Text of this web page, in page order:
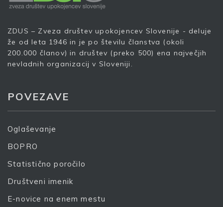
ZDUS – Zveza društev upokojencev Slovenije - deluje
že od leta 1946 in je po številu članstva (okoli
200.000 članov) in društev (preko 500) ena največjih
nevladnih organizacij v Sloveniji.
POVEZAVE
Oglaševanje
BOPRO
Statistično poročilo
Društveni imenik
E-novice na enem mestu
Prijava na e-novice
Vaš elektronski naslov
podatke obdeluje z namenom prejemanja e-novic
Prijava